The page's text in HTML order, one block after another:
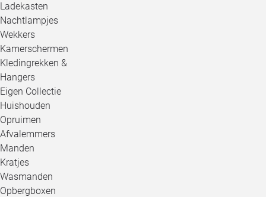
Ladekasten
Nachtlampjes
Wekkers
Kamerschermen
Kledingrekken &
Hangers
Eigen Collectie
Huishouden
Opruimen
Afvalemmers
Manden
Kratjes
Wasmanden
Opbergboxen